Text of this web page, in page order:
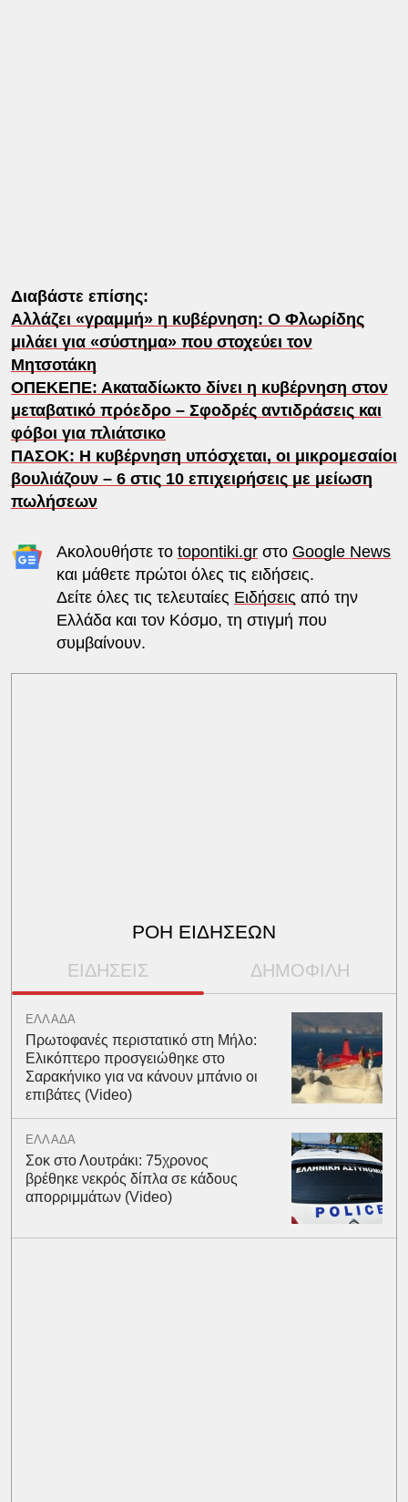
Διαβάστε επίσης:
Αλλάζει «γραμμή» η κυβέρνηση: Ο Φλωρίδης
μιλάει για «σύστημα» που στοχεύει τον
Μητσοτάκη
ΟΠΕΚΕΠΕ: Ακαταδίωκτο δίνει η κυβέρνηση στον
μεταβατικό πρόεδρο – Σφοδρές αντιδράσεις και
φόβοι για πλιάτσικο
ΠΑΣΟΚ: Η κυβέρνηση υπόσχεται, οι μικρομεσαίοι
βουλιάζουν – 6 στις 10 επιχειρήσεις με μείωση
πωλήσεων
Ακολουθήστε το topontiki.grστο Google News
και μάθετε πρώτοι όλες τις ειδήσεις.
Δείτε όλες τις τελευταίες Ειδήσεις από την
Ελλάδα και τον Κόσμο, τη στιγμή που
συμβαίνουν.
ΡΟΗ ΕΙΔΗΣΕΩΝ
ΕΙΔΗΣΕΙΣ ΔΗΜΟΦΙΛΗ
ΕΛΛΑΔΑ
Πρωτοφανές περιστατικό στη Μήλο:
Ελικόπτερο προσγειώθηκε στο
Σαρακήνικο για να κάνουν μπάνιο οι
επιβάτες (Video)
ΕΛΛΑΔΑ
Σοκ στο Λουτράκι: 75χρονος
βρέθηκε νεκρός δίπλα σε κάδους
απορριμμάτων (Video)